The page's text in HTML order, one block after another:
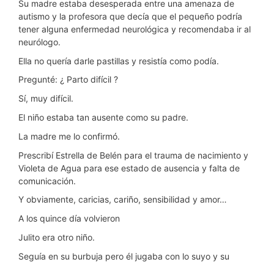
Su madre estaba desesperada entre una amenaza de
autismo y la profesora que decía que el pequeño podría
tener alguna enfermedad neurológica y recomendaba ir al
neurólogo.
Ella no quería darle pastillas y resistía como podía.
Pregunté: ¿ Parto difícil ?
Sí, muy difícil.
El niño estaba tan ausente como su padre.
La madre me lo confirmó.
Prescribí Estrella de Belén para el trauma de nacimiento y
Violeta de Agua para ese estado de ausencia y falta de
comunicación.
Y obviamente, caricias, cariño, sensibilidad y amor…
A los quince día volvieron
Julito era otro niño.
Seguía en su burbuja pero él jugaba con lo suyo y su